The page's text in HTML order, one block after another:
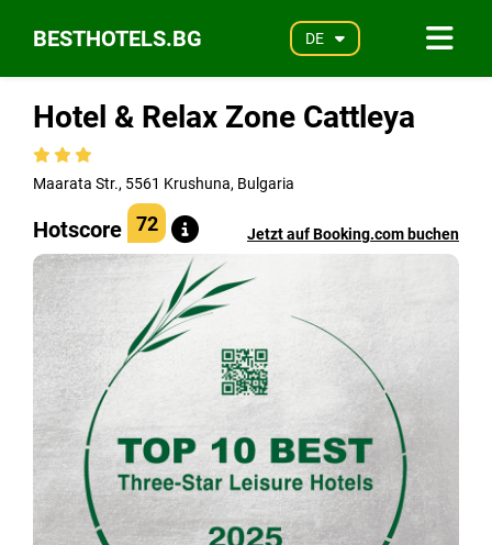
BESTHOTELS.BG DE
Hotel & Relax Zone Cattleya
Maarata Str., 5561 Krushuna, Bulgaria
Hotscore 72 Jetzt auf Booking.com buchen